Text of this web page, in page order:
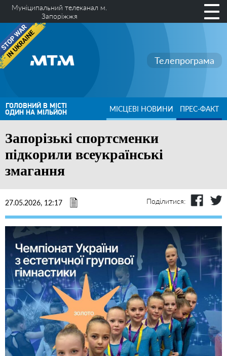
Муніципальний телеканал м.
Запоріжжя
Телепрограма
ГОЛОВНИЙ В МІСТІ
ОДИН НА МІЛЬЙОН МІСЦЕВІ НОВИНИ ПРЕС-ФАКТ
Запорізькі спортсменки
підкорили всеукраїнські
змагання
27.05.2026, 12:17 Поділитися: